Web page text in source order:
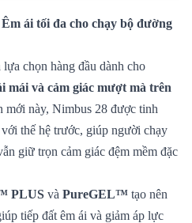
ái tối đa cho chạy bộ đường
lựa chọn hàng đầu dành cho
mái và cảm giác mượt mà trên
mới này, Nimbus 28 được tinh
thế hệ trước, giúp người chạy
giữ trọn cảm giác đệm mềm đặc
PLUS và PureGEL™ tạo nên
tiếp đất êm ái và giảm áp lực